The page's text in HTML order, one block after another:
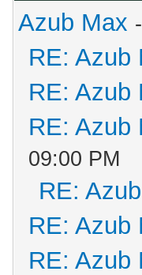
Azub Max
RE: Azub
RE: Azub
RE: Azub
09:00 PM
RE:
RE: Azub
RE: Azub